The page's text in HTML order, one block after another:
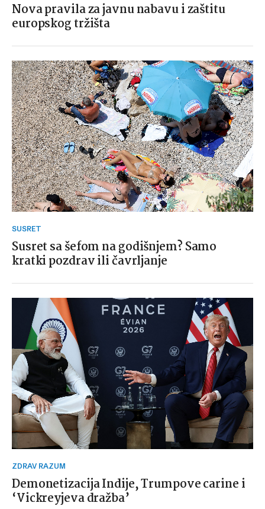
Nova pravila za javnu nabavu i zaštitu
europskog tržišta
SUSRET
Susret sa šefom na godišnjem? Samo
kratki pozdrav ili čavrljanje
ZDRAV RAZUM
Demonetizacija Indije, Trumpove carine i
‘Vickreyjeva dražba’